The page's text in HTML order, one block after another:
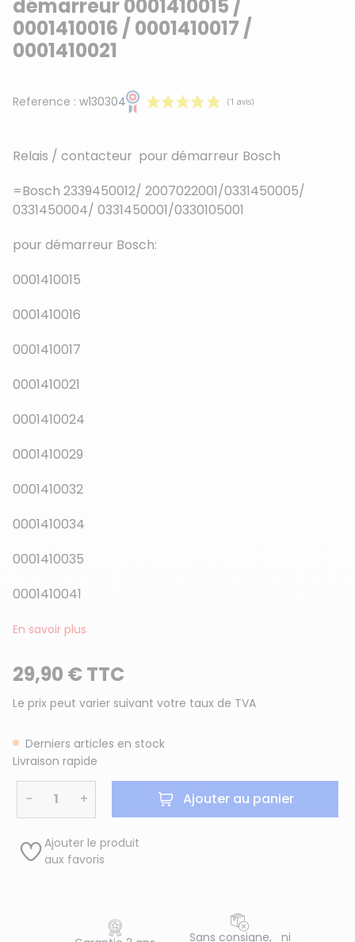
démarreur 0001410015 /
0001410016 / 0001410017 /
0001410021
Reference : w130304
Relais / contacteur pour démarreur Bosch
=Bosch 2339450012/ 2007022001/0331450005/
0331450004/ 0331450001/0330105001
pour démarreur Bosch:
0001410015
0001410016
0001410017
0001410021
0001410024
0001410029
0001410032
0001410034
0001410035
0001410041
En savoir plus
29,90 € TTC
Le prix peut varier suivant votre taux de TVA
Derniers articles en stock
Livraison rapide
− + Ajouter au panier
Ajouter le produit
aux favoris
Sans consigne, ni